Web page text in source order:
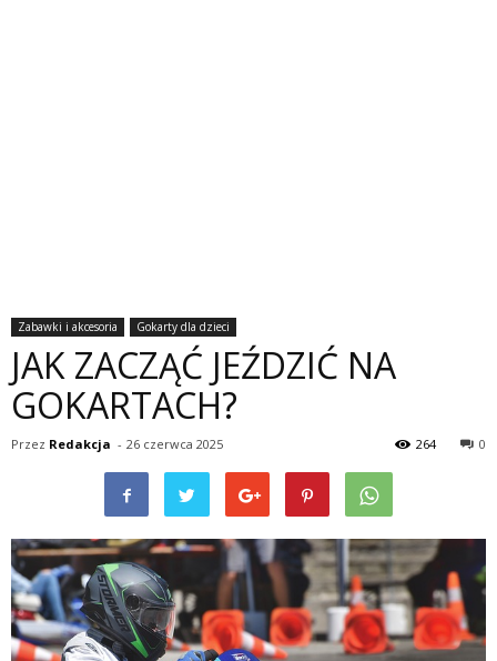
Zabawki i akcesoria Gokarty dla dzieci
JAK ZACZĄĆ JEŹDZIĆ NA
GOKARTACH?
Przez Redakcja - 26 czerwca 2025 0
264